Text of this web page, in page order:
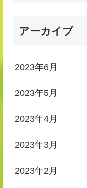
アーカイブ
2023年6月
2023年5月
2023年4月
2023年3月
2023年2月